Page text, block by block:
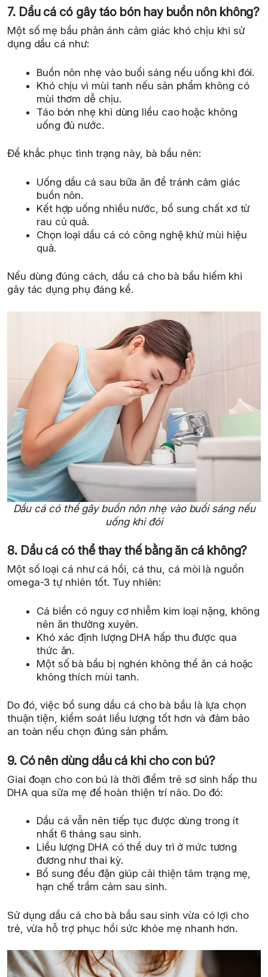
7. Dầu cá có gây táo bón hay buồn nôn không?
Một số mẹ bầu phản ánh cảm giác khó chịu khi sử
dụng dầu cá như:
Buồn nôn nhẹ vào buổi sáng nếu uống khi đói.
Khó chịu vì mùi tanh nếu sản phẩm không có
mùi thơm dễ chịu.
Táo bón nhẹ khi dùng liều cao hoặc không
uống đủ nước.
Để khắc phục tình trạng này, bà bầu nên:
Uống dầu cá sau bữa ăn để tránh cảm giác
buồn nôn.
Kết hợp uống nhiều nước, bổ sung chất xơ từ
rau củ quả.
Chọn loại dầu cá có công nghệ khử mùi hiệu
quả.
Nếu dùng đúng cách, dầu cá cho bà bầu hiếm khi
gây tác dụng phụ đáng kể.
Dầu cá có thể gây buồn nôn nhẹ vào buổi sáng nếu
uống khi đói
8. Dầu cá có thể thay thế bằng ăn cá không?
Một số loại cá như cá hồi, cá thu, cá mòi là nguồn
omega-3 tự nhiên tốt. Tuy nhiên:
Cá biển có nguy cơ nhiễm kim loại nặng, không
nên ăn thường xuyên.
Khó xác định lượng DHA hấp thu được qua
thức ăn.
Một số bà bầu bị nghén không thể ăn cá hoặc
không thích mùi tanh.
Do đó, việc bổ sung dầu cá cho bà bầu là lựa chọn
thuận tiện, kiểm soát liều lượng tốt hơn và đảm bảo
an toàn nếu chọn đúng sản phẩm.
9. Có nên dùng dầu cá khi cho con bú?
Giai đoạn cho con bú là thời điểm trẻ sơ sinh hấp thu
DHA qua sữa mẹ để hoàn thiện trí não. Do đó:
Dầu cá vẫn nên tiếp tục được dùng trong ít
nhất 6 tháng sau sinh.
Liều lượng DHA có thể duy trì ở mức tương
đương như thai kỳ.
Bổ sung đều đặn giúp cải thiện tâm trạng mẹ,
hạn chế trầm cảm sau sinh.
Sử dụng dầu cá cho bà bầu sau sinh vừa có lợi cho
trẻ, vừa hỗ trợ phục hồi sức khỏe mẹ nhanh hơn.